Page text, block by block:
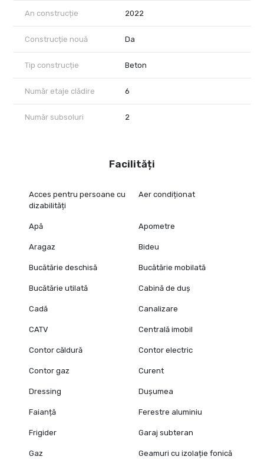
An construcție 2022
Construcție nouă Da
Tip construcție Beton
Număr etaje clădire 6
Număr subsoluri 2
Facilități
Acces pentru persoane cu
dizabilități
Aer condiționat
Apă Apometre
Aragaz Bideu
Bucătărie deschisă Bucătărie mobilată
Bucătărie utilată Cabină de duș
Cadă Canalizare
CATV Centrală imobil
Contor căldură Contor electric
Contor gaz Curent
Dressing Dușumea
Faianță Ferestre aluminiu
Frigider Garaj subteran
Gaz Geamuri cu izolație fonică